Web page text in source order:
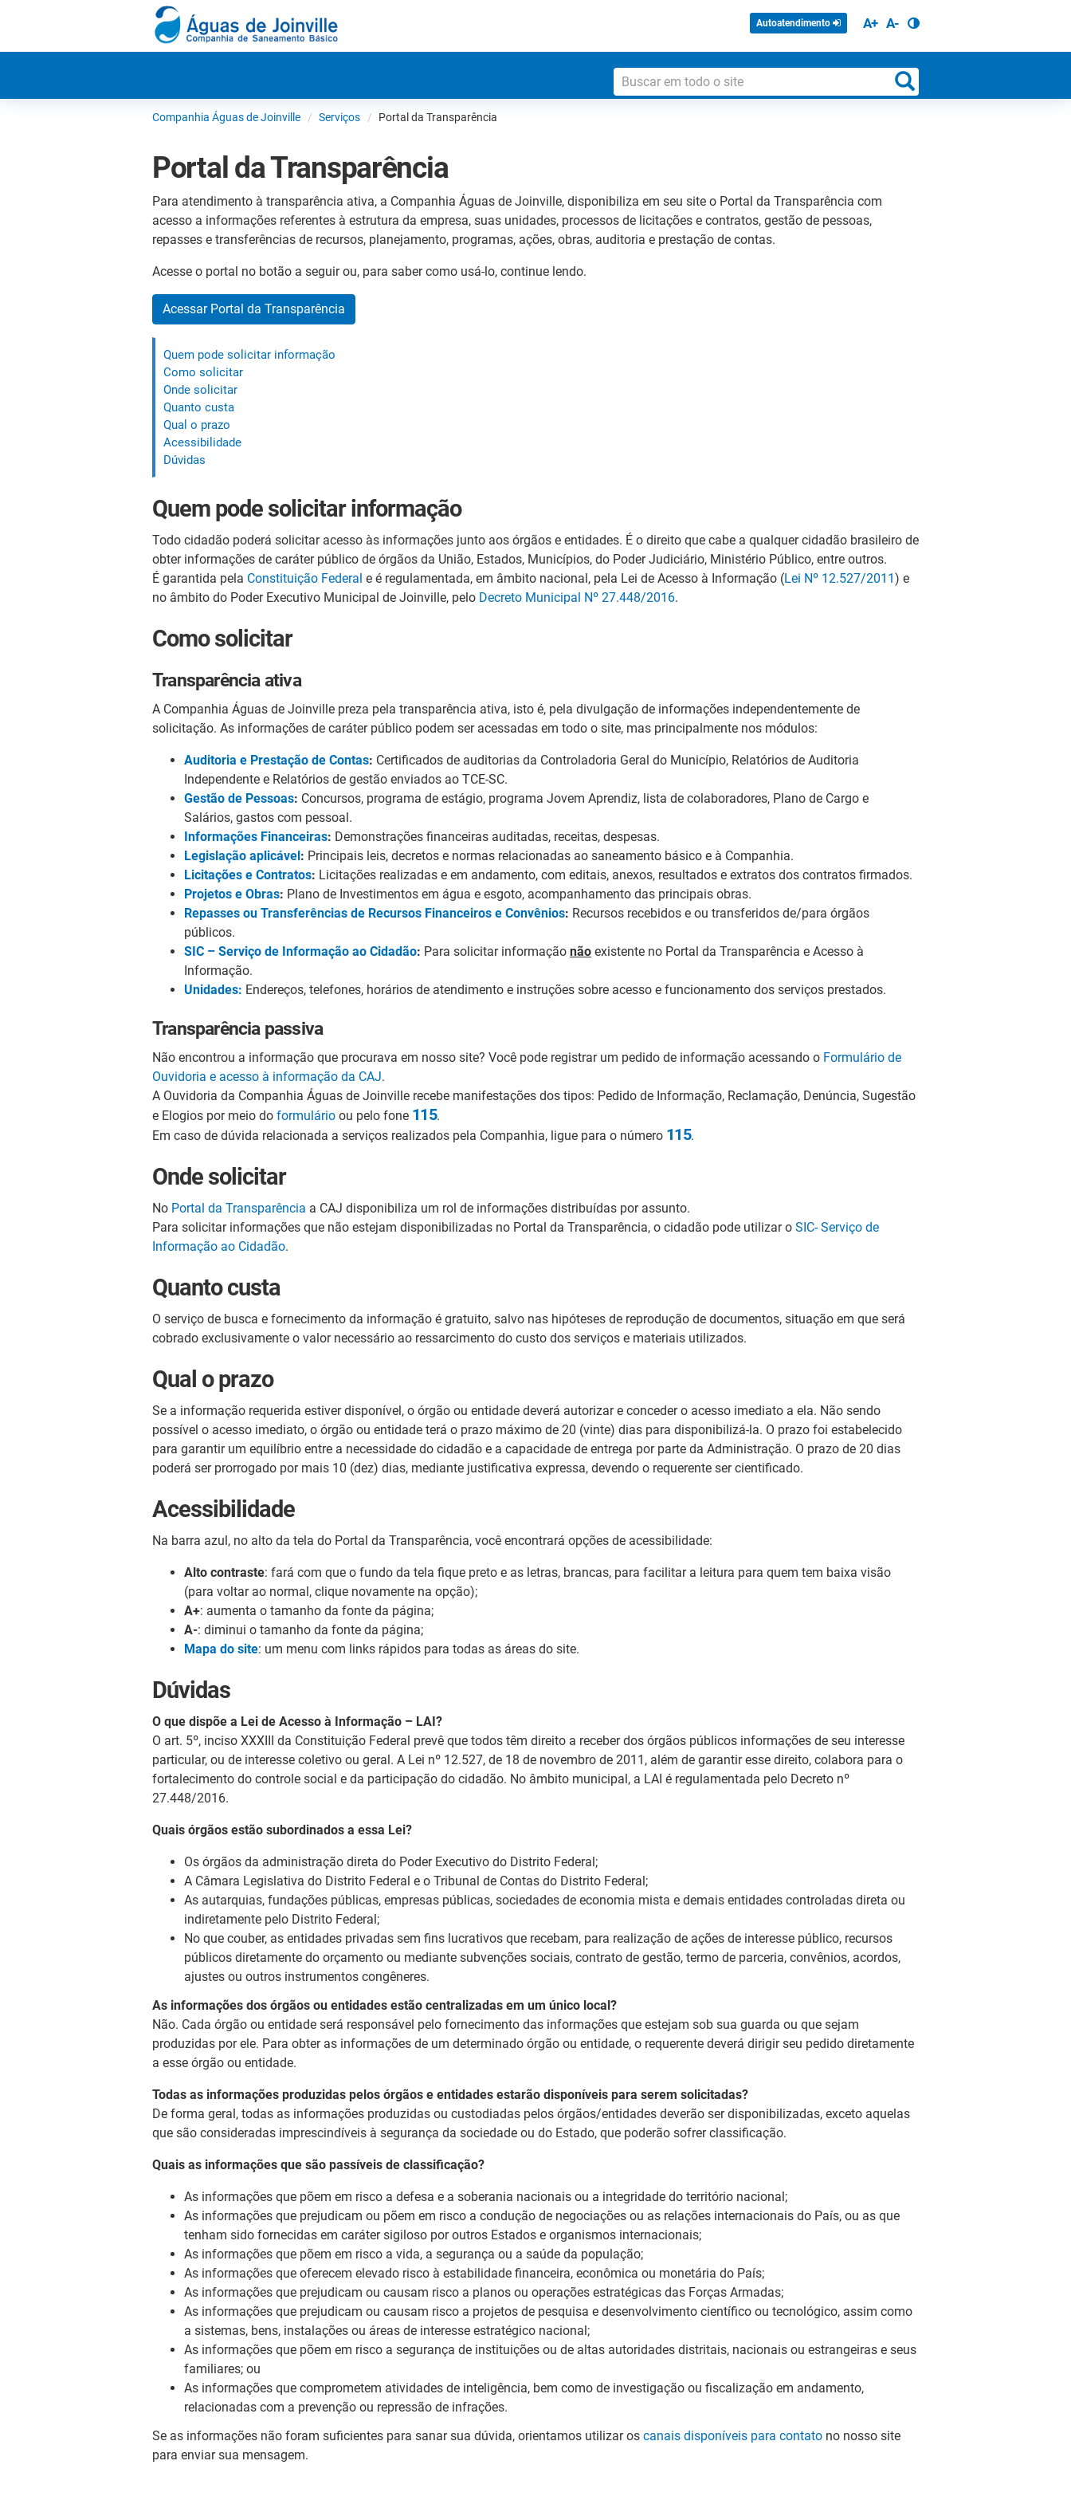
Autoatendimento A+ A-
Companhia Águas de Joinville Serviços Portal da Transparência
Portal da Transparência
Para atendimento à transparência ativa, a Companhia Águas de Joinville, disponibiliza em seu site o Portal da Transparência com
acesso a informações referentes à estrutura da empresa, suas unidades, processos de licitações e contratos, gestão de pessoas,
repasses e transferências de recursos, planejamento, programas, ações, obras, auditoria e prestação de contas.
Acesse o portal no botão a seguir ou, para saber como usá-lo, continue lendo.
Acessar Portal da Transparência
Quem pode solicitar informação
Como solicitar
Onde solicitar
Quanto custa
Qual o prazo
Acessibilidade
Dúvidas
Quem pode solicitar informação
Todo cidadão poderá solicitar acesso às informações junto aos órgãos e entidades. É o direito que cabe a qualquer cidadão brasileiro de
obter informações de caráter público de órgãos da União, Estados, Municípios, do Poder Judiciário, Ministério Público, entre outros.
É garantida pela Constituição Federal e é regulamentada, em âmbito nacional, pela Lei de Acesso à Informação (Lei Nº 12.527/2011) e
no âmbito do Poder Executivo Municipal de Joinville, pelo Decreto Municipal Nº 27.448/2016.
Como solicitar
Transparência ativa
A Companhia Águas de Joinville preza pela transparência ativa, isto é, pela divulgação de informações independentemente de
solicitação. As informações de caráter público podem ser acessadas em todo o site, mas principalmente nos módulos:
Auditoria e Prestação de Contas: Certificados de auditorias da Controladoria Geral do Município, Relatórios de Auditoria
Independente e Relatórios de gestão enviados ao TCE-SC.
Gestão de Pessoas: Concursos, programa de estágio, programa Jovem Aprendiz, lista de colaboradores, Plano de Cargo e
Salários, gastos com pessoal.
Informações Financeiras: Demonstrações financeiras auditadas, receitas, despesas.
Legislação aplicável: Principais leis, decretos e normas relacionadas ao saneamento básico e à Companhia.
Licitações e Contratos: Licitações realizadas e em andamento, com editais, anexos, resultados e extratos dos contratos firmados.
Projetos e Obras: Plano de Investimentos em água e esgoto, acompanhamento das principais obras.
Repasses ou Transferências de Recursos Financeiros e Convênios: Recursos recebidos e ou transferidos de/para órgãos
públicos.
SIC – Serviço de Informação ao Cidadão: Para solicitar informação não existente no Portal da Transparência e Acesso à
Informação.
Unidades: Endereços, telefones, horários de atendimento e instruções sobre acesso e funcionamento dos serviços prestados.
Transparência passiva
Não encontrou a informação que procurava em nosso site? Você pode registrar um pedido de informação acessando o Formulário de
Ouvidoria e acesso à informação da CAJ.
A Ouvidoria da Companhia Águas de Joinville recebe manifestações dos tipos: Pedido de Informação, Reclamação, Denúncia, Sugestão
e Elogios por meio do formulário ou pelo fone 115.
Em caso de dúvida relacionada a serviços realizados pela Companhia, ligue para o número 115.
Onde solicitar
No Portal da Transparência a CAJ disponibiliza um rol de informações distribuídas por assunto.
Para solicitar informações que não estejam disponibilizadas no Portal da Transparência, o cidadão pode utilizar o SIC- Serviço de
Informação ao Cidadão.
Quanto custa
O serviço de busca e fornecimento da informação é gratuito, salvo nas hipóteses de reprodução de documentos, situação em que será
cobrado exclusivamente o valor necessário ao ressarcimento do custo dos serviços e materiais utilizados.
Qual o prazo
Se a informação requerida estiver disponível, o órgão ou entidade deverá autorizar e conceder o acesso imediato a ela. Não sendo
possível o acesso imediato, o órgão ou entidade terá o prazo máximo de 20 (vinte) dias para disponibilizá-la. O prazo foi estabelecido
para garantir um equilíbrio entre a necessidade do cidadão e a capacidade de entrega por parte da Administração. O prazo de 20 dias
poderá ser prorrogado por mais 10 (dez) dias, mediante justificativa expressa, devendo o requerente ser cientificado.
Acessibilidade
Na barra azul, no alto da tela do Portal da Transparência, você encontrará opções de acessibilidade:
Alto contraste: fará com que o fundo da tela fique preto e as letras, brancas, para facilitar a leitura para quem tem baixa visão
(para voltar ao normal, clique novamente na opção);
A+: aumenta o tamanho da fonte da página;
A-: diminui o tamanho da fonte da página;
Mapa do site: um menu com links rápidos para todas as áreas do site.
Dúvidas
O que dispõe a Lei de Acesso à Informação – LAI?
O art. 5º, inciso XXXIII da Constituição Federal prevê que todos têm direito a receber dos órgãos públicos informações de seu interesse
particular, ou de interesse coletivo ou geral. A Lei nº 12.527, de 18 de novembro de 2011, além de garantir esse direito, colabora para o
fortalecimento do controle social e da participação do cidadão. No âmbito municipal, a LAI é regulamentada pelo Decreto nº
27.448/2016.
Quais órgãos estão subordinados a essa Lei?
Os órgãos da administração direta do Poder Executivo do Distrito Federal;
A Câmara Legislativa do Distrito Federal e o Tribunal de Contas do Distrito Federal;
As autarquias, fundações públicas, empresas públicas, sociedades de economia mista e demais entidades controladas direta ou
indiretamente pelo Distrito Federal;
No que couber, as entidades privadas sem fins lucrativos que recebam, para realização de ações de interesse público, recursos
públicos diretamente do orçamento ou mediante subvenções sociais, contrato de gestão, termo de parceria, convênios, acordos,
ajustes ou outros instrumentos congêneres.
As informações dos órgãos ou entidades estão centralizadas em um único local?
Não. Cada órgão ou entidade será responsável pelo fornecimento das informações que estejam sob sua guarda ou que sejam
produzidas por ele. Para obter as informações de um determinado órgão ou entidade, o requerente deverá dirigir seu pedido diretamente
a esse órgão ou entidade.
Todas as informações produzidas pelos órgãos e entidades estarão disponíveis para serem solicitadas?
De forma geral, todas as informações produzidas ou custodiadas pelos órgãos/entidades deverão ser disponibilizadas, exceto aquelas
que são consideradas imprescindíveis à segurança da sociedade ou do Estado, que poderão sofrer classificação.
Quais as informações que são passíveis de classificação?
As informações que põem em risco a defesa e a soberania nacionais ou a integridade do território nacional;
As informações que prejudicam ou põem em risco a condução de negociações ou as relações internacionais do País, ou as que
tenham sido fornecidas em caráter sigiloso por outros Estados e organismos internacionais;
As informações que põem em risco a vida, a segurança ou a saúde da população;
As informações que oferecem elevado risco à estabilidade financeira, econômica ou monetária do País;
As informações que prejudicam ou causam risco a planos ou operações estratégicas das Forças Armadas;
As informações que prejudicam ou causam risco a projetos de pesquisa e desenvolvimento científico ou tecnológico, assim como
a sistemas, bens, instalações ou áreas de interesse estratégico nacional;
As informações que põem em risco a segurança de instituições ou de altas autoridades distritais, nacionais ou estrangeiras e seus
familiares; ou
As informações que comprometem atividades de inteligência, bem como de investigação ou fiscalização em andamento,
relacionadas com a prevenção ou repressão de infrações.
Se as informações não foram suficientes para sanar sua dúvida, orientamos utilizar os canais disponíveis para contato no nosso site
para enviar sua mensagem.